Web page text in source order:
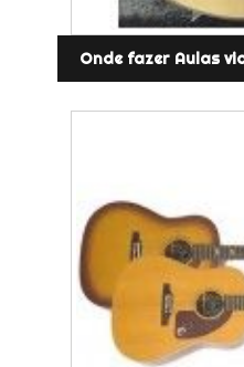
Onde fazer Aulas